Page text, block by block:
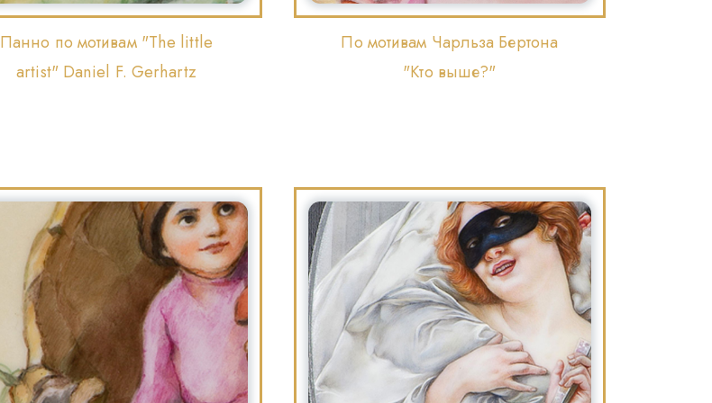
Панно по мотивам "The little
artist" Daniel F. Gerhartz
По мотивам Чарльза Бертона
"Кто выше?"